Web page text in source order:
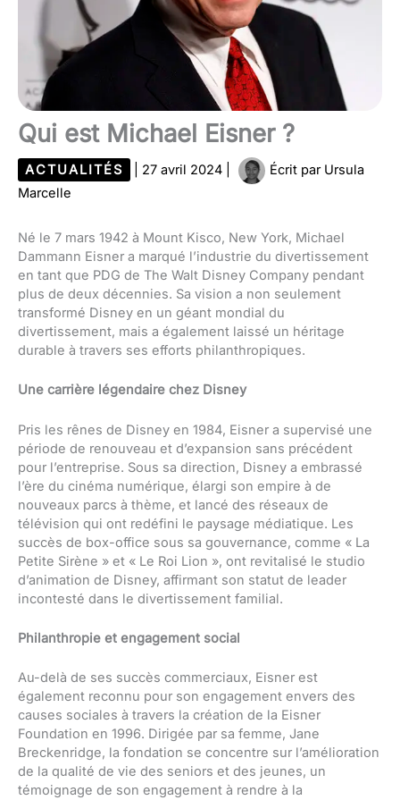
Qui est Michael Eisner ?
ACTUALITÉS 27 avril 2024 Écrit par Ursula
Marcelle
Né le 7 mars 1942 à Mount Kisco, New York, Michael
Dammann Eisner a marqué l’industrie du divertissement
en tant que PDG de The Walt Disney Company pendant
plus de deux décennies. Sa vision a non seulement
transformé Disney en un géant mondial du
divertissement, mais a également laissé un héritage
durable à travers ses efforts philanthropiques.
Une carrière légendaire chez Disney
Pris les rênes de Disney en 1984, Eisner a supervisé une
période de renouveau et d’expansion sans précédent
pour l’entreprise. Sous sa direction, Disney a embrassé
l’ère du cinéma numérique, élargi son empire à de
nouveaux parcs à thème, et lancé des réseaux de
télévision qui ont redéfini le paysage médiatique. Les
succès de box-office sous sa gouvernance, comme « La
Petite Sirène » et « Le Roi Lion », ont revitalisé le studio
d’animation de Disney, affirmant son statut de leader
incontesté dans le divertissement familial.
Philanthropie et engagement social
Au-delà de ses succès commerciaux, Eisner est
également reconnu pour son engagement envers des
causes sociales à travers la création de la Eisner
Foundation en 1996. Dirigée par sa femme, Jane
Breckenridge, la fondation se concentre sur l’amélioration
de la qualité de vie des seniors et des jeunes, un
témoignage de son engagement à rendre à la